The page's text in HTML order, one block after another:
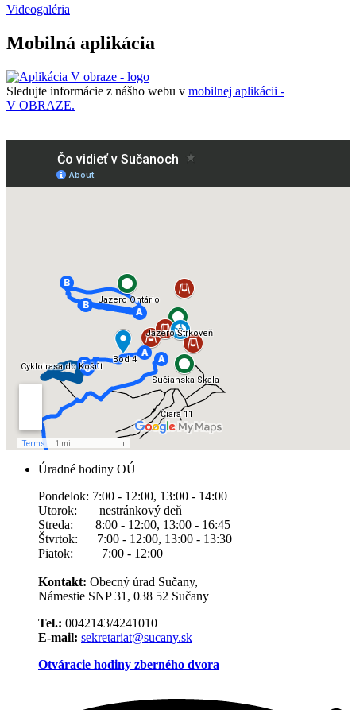
Videogaléria
Mobilná aplikácia
Sledujte informácie z nášho webu v mobilnej aplikácii -
V OBRAZE.
Úradné hodiny OÚ
Pondelok: 7:00 - 12:00, 13:00 - 14:00
Utorok: nestránkový deň
Streda: 8:00 - 12:00, 13:00 - 16:45
Štvrtok: 7:00 - 12:00, 13:00 - 13:30
Piatok: 7:00 - 12:00
Kontakt: Obecný úrad Sučany,
Námestie SNP 31, 038 52 Sučany
Tel.: 0042143/4241010
E-mail: sekretariat@sucany.sk
Otváracie hodiny zberného dvora